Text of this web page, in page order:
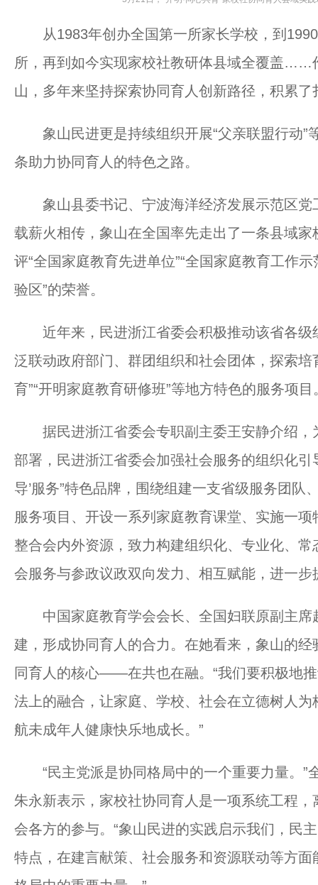
从1983年创办全国第一所家长学校，到1990
所，再到如今实现家校社教研体县域全覆盖……
山，多年来坚持探索协同育人创新路径，积累
象山民进更是持续组织开展“父亲联盟行动”
条助力协同育人的特色之路。
象山县委书记、宁波海洋经济发展示范区党
载薪火相传，象山在全国率先走出了一条县域
评“全国家庭教育先进单位”“全国家庭教育工作
验区”的荣誉。
近年来，民进浙江省委会积极推动该省各级
泛联动政府部门、群团组织和社会团体，探索培
育”“开明家庭教育研修班”等地方特色的服务项目
据民进浙江省委会专职副主委王安静介绍，
部署，民进浙江省委会加强社会服务的组织化引
导’服务”特色品牌，围绕组建一支省级服务团
服务项目、开设一系列家庭教育课堂、实施一
整合会内外资源，致力构建组织化、专业化、
会服务与参政议政双向发力、相互赋能，进一
中国家庭教育学会会长、全国妇联原副主席
建，形成协同育人的合力。在她看来，象山的
同育人的核心——在共也在融。“我们要积极地
法上的融合，让家庭、学校、社会在立德树人
航未成年人健康快乐地成长。”
“民主党派是协同格局中的一个重要力量。”
朱永新表示，家校社协同育人是一项系统工程
会各方的参与。“象山民进的实践启示我们，民
特点，在建言献策、社会服务和资源联动等方